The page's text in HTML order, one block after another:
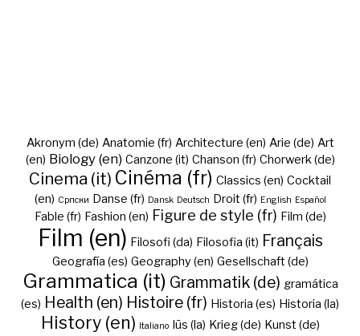
Akronym (de) Anatomie (fr) Architecture (en) Arie (de) Art
(en) Biology (en) Canzone (it) Chanson (fr) Chorwerk (de)
Cinema (it) Cinéma (fr) Classics (en) Cocktail
(en) Cрпски Danse (fr) Dansk Deutsch Droit (fr) English Español
Fable (fr) Fashion (en) Figure de style (fr) Film (de)
Film (en) Filosofi (da) Filosofia (it) Français
Geografía (es) Geography (en) Gesellschaft (de)
Grammatica (it) Grammatik (de) gramática
(es) Health (en) Histoire (fr) Historia (es) Historia (la)
History (en) Italiano Iūs (la) Krieg (de) Kunst (de)